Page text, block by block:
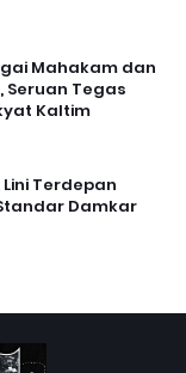
Mahakam dan
Seruan Tegas
Kaltim
Terdepan
Damkar